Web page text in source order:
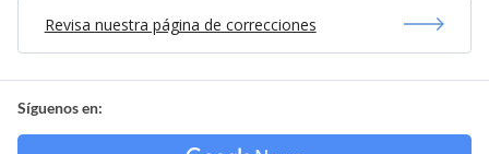
Revisa nuestra página de correcciones
Síguenos en: